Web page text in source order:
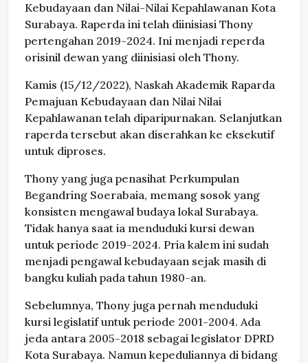
Kebudayaan dan Nilai-Nilai Kepahlawanan Kota
Surabaya. Raperda ini telah diinisiasi Thony
pertengahan 2019-2024. Ini menjadi reperda
orisinil dewan yang diinisiasi oleh Thony.
Kamis (15/12/2022), Naskah Akademik Raparda
Pemajuan Kebudayaan dan Nilai Nilai
Kepahlawanan telah diparipurnakan. Selanjutkan
raperda tersebut akan diserahkan ke eksekutif
untuk diproses.
Thony yang juga penasihat Perkumpulan
Begandring Soerabaia, memang sosok yang
konsisten mengawal budaya lokal Surabaya.
Tidak hanya saat ia menduduki kursi dewan
untuk periode 2019-2024. Pria kalem ini sudah
menjadi pengawal kebudayaan sejak masih di
bangku kuliah pada tahun 1980-an.
Sebelumnya, Thony juga pernah menduduki
kursi legislatif untuk periode 2001-2004. Ada
jeda antara 2005-2018 sebagai legislator DPRD
Kota Surabaya. Namun kepeduliannya di bidang